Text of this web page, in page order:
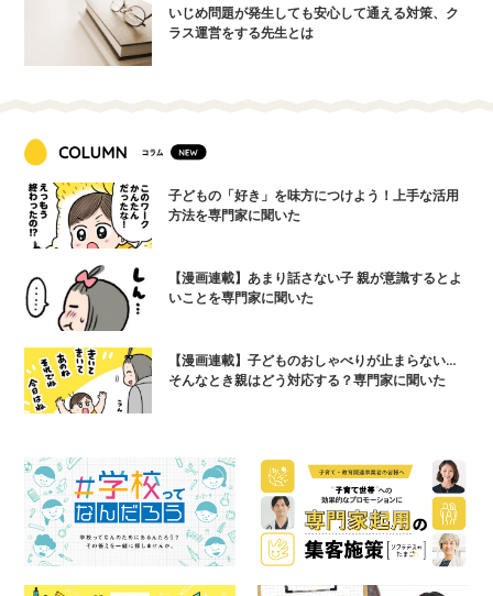
いじめ問題が発生しても安心して通える対策、ク
ラス運営をする先生とは
子どもの「好き」を味方につけよう！上手な活用
方法を専門家に聞いた
【漫画連載】あまり話さない子 親が意識するとよ
いことを専門家に聞いた
【漫画連載】子どものおしゃべりが止まらない…
そんなとき親はどう対応する？専門家に聞いた